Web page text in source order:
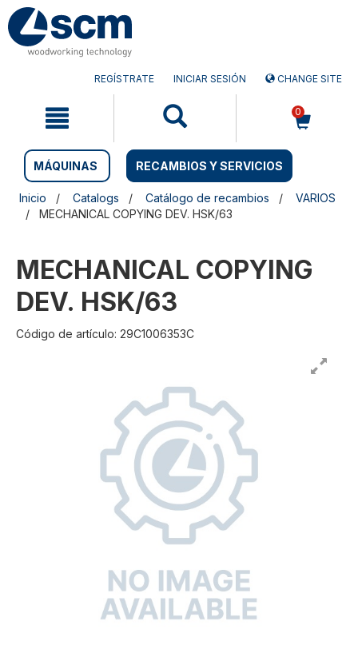
Saltar
contenido
Saltar
menú
REGÍSTRATE INICIAR SESIÓN CHANGE SITE
0
MÁQUINAS RECAMBIOS Y SERVICIOS
Inicio Catalogs Catálogo de recambios
VARIOS
MECHANICAL COPYING DEV. HSK/63
MECHANICAL COPYING
DEV. HSK/63
Código de artículo: 29C1006353C